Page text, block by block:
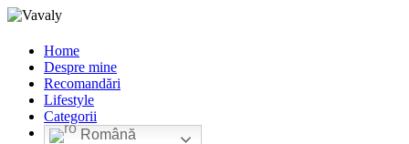
Home
Despre mine
Recomandări
Lifestyle
Categorii
Română